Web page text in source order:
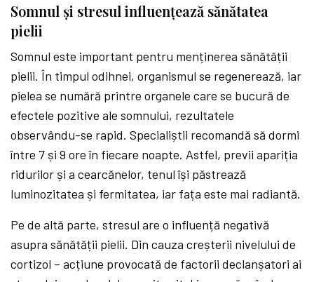
Somnul și stresul influențează sănătatea
pielii
Somnul este important pentru menținerea sănătății
pielii. În timpul odihnei, organismul se regenerează, iar
pielea se numără printre organele care se bucură de
efectele pozitive ale somnului, rezultatele
observându-se rapid. Specialiștii recomandă să dormi
între 7 și 9 ore în fiecare noapte. Astfel, previi apariția
ridurilor și a cearcănelor, tenul își păstrează
luminozitatea și fermitatea, iar fața este mai radiantă.
Pe de altă parte, stresul are o influență negativă
asupra sănătății pielii. Din cauza creșterii nivelului de
cortizol – acțiune provocată de factorii declanșatori ai